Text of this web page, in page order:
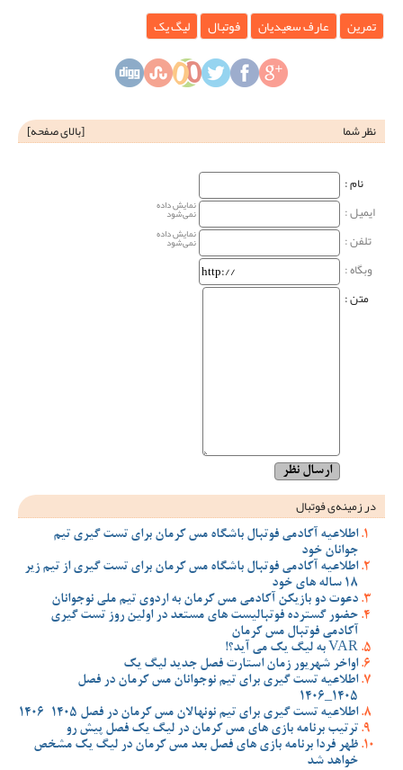
تمرین عارف سعیدیان فوتبال لیگ یک
نظر شما [بالای صفحه]
نام‌ :
ایمیل :
نمایش داده
نمی‌شود
تلفن : نمایش داده
نمی‌شود
وبگاه‌ :
متن :
در زمینه‌ی فوتبال
اطلاعیه آکادمی فوتبال باشگاه مس کرمان برای تست گیری تیم
جوانان خود
اطلاعیه آکادمی فوتبال باشگاه مس کرمان برای تست گیری از تیم زیر
18 ساله های خود
دعوت دو بازیکن آکادمی مس کرمان به اردوی تیم ملی نوجوانان
حضور گسترده فوتبالیست های مستعد در اولین روز تست گیری
آکادمی فوتبال مس کرمان
VAR به لیگ یک می آید؟!
اواخر شهریور زمان استارت فصل جدید لیگ یک
اطلاعیه تست گیری برای تیم نوجوانان مس کرمان در فصل
1405_1406
اطلاعیه تست گیری برای تیم نونهالان مس کرمان در فصل 1405-1406
ترتیب برنامه بازی های مس کرمان در لیگ یک فصل پیش رو
ظهر فردا برنامه بازی های فصل بعد مس کرمان در لیگ یک مشخص
خواهد شد